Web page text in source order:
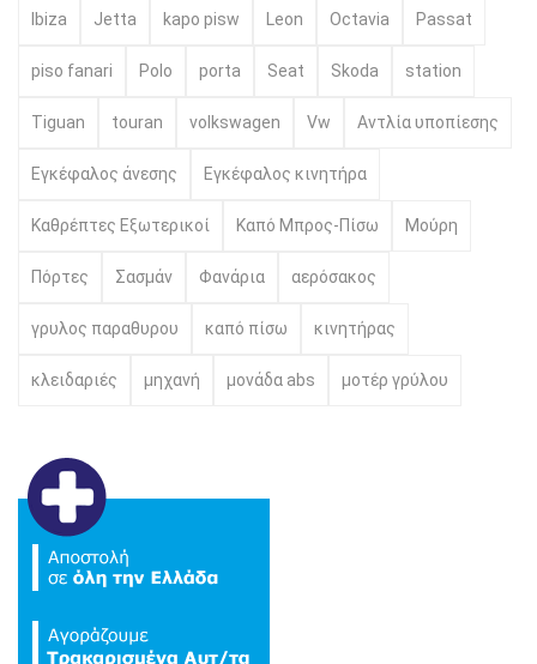
Ibiza Jetta kapo pisw Leon Octavia Passat
piso fanari Polo porta Seat Skoda station
Tiguan touran volkswagen Vw Αντλία υποπίεσης
Εγκέφαλος άνεσης Εγκέφαλος κινητήρα
Καθρέπτες Εξωτερικοί Καπό Μπρος-Πίσω Μούρη
Πόρτες Σασμάν Φανάρια αερόσακος
γρυλος παραθυρου καπό πίσω κινητήρας
κλειδαριές μηχανή μονάδα abs μοτέρ γρύλου